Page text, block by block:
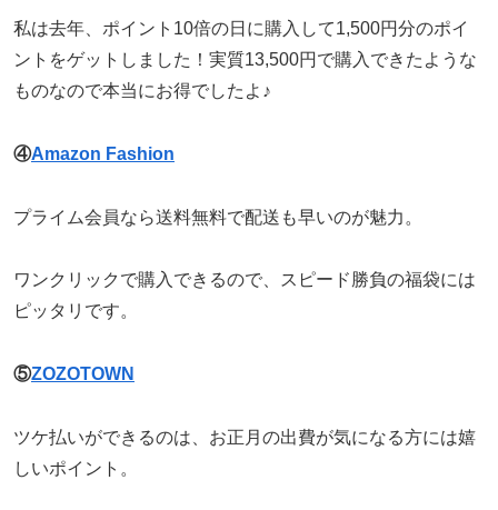
私は去年、ポイント10倍の日に購入して1,500円分のポイ
ントをゲットしました！実質13,500円で購入できたような
ものなので本当にお得でしたよ♪
④Amazon Fashion
プライム会員なら送料無料で配送も早いのが魅力。
ワンクリックで購入できるので、スピード勝負の福袋には
ピッタリです。
⑤ZOZOTOWN
ツケ払いができるのは、お正月の出費が気になる方には嬉
しいポイント。